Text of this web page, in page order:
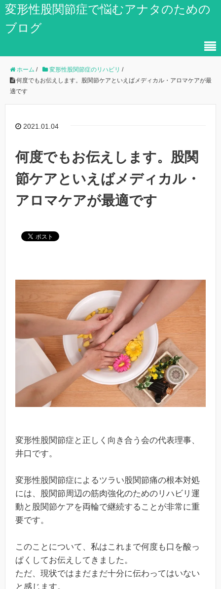
変形性股関節症で悩むアナタのための
ブログ
ホーム / 変形性股関節症のリハビリ /
何度でもお伝えします。股関節ケアといえばメディカル・アロマケアが最
適です
2021.01.04
何度でもお伝えします。股関
節ケアといえばメディカル・
アロマケアが最適です
変形性股関節症と正しく向き合う会の代表理事、
井口です。
変形性股関節症によるツラい股関節痛の根本対処
には、股関節周辺の筋肉強化のためのリハビリ運
動と股関節ケアを両輪で継続することが非常に重
要です。
このことについて、私はこれまで何度も口を酸っ
ぱくしてお伝えしてきました。
ただ、現状ではまだまだ十分に伝わってはいない
と感じます。